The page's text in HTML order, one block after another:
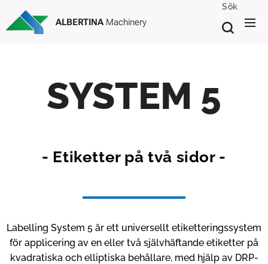
ALBERTINA Machinery
Sök
SYSTEM 5
- Etiketter på två sidor -
Labelling System 5 är ett universellt etiketteringssystem
för applicering av en eller två självhäftande etiketter på
kvadratiska och elliptiska behållare, med hjälp av DRP-